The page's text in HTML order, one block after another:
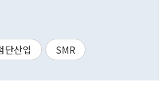
단산업 SMR